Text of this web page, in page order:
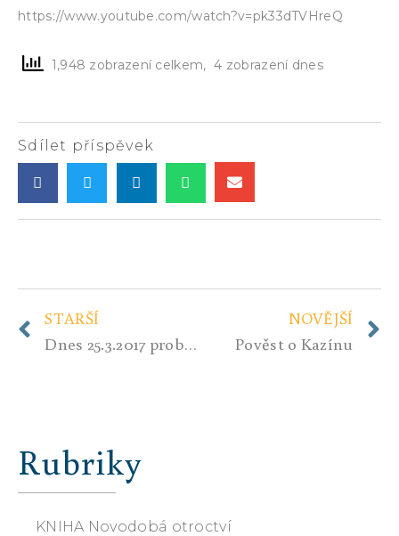
https://www.youtube.com/watch?v=pk33dTVHreQ
1,948 zobrazení celkem, 4 zobrazení dnes
Sdílet příspěvek
STARŠÍ
Dnes 25.3.2017 proběhla 2. programová konference hnutí Občanské-referendum Republiku zpátky občanům
NOVĚJŠÍ
Pověst o Kazínu
Rubriky
KNIHA Novodobá otroctví